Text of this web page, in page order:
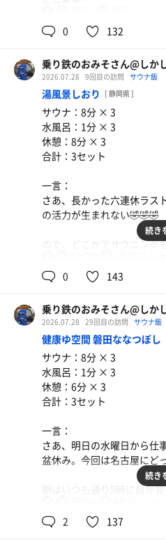
で、磐田にいるなら行くの
ンから下万能に🚗💨
とうちゃこしたのは朝風呂
ていいレベルに空いてる磐
ここはこの前もわかったけ
からはこの時間帯だね。
)/››
自分が一番いいと思ってい
しやはり少ないんだろうな
体を洗ったら🈂️活。今日知
温度はいつもの110℃🌡。
JODANJODANでルーチン
仕上がりました。
風呂上がりは黄金烏龍茶で
さあ、そろそろゆっくり下
にしましょう🚗 ³₃
を走らせて🚗💨＜ｳｯﾋｮｵｵｵｱ
なんか水曜日よりは混んで
と多いくらいかな🤔
まずは徒歩15分通勤で歩い
体をしっかり洗ってサウナ室
サウナもおとついよりかは
まあ混んでる訳でもないか
いつもの奥ストーブ前で
す。
ルーチンワークは8分3セッ
風呂上がりはタバコ(-.-)y-~
あしたはこのiPhoneの電池
のカメラのキタムラへ行く
深)
で、帰宅したのはいいけど
あ💡 ̖́-‬……だったらアソコ行
と、言うわけで髙比良 くる
指しましょう😊
……もう答え言うてるよね
はい、水曜🈂️活は和合の湯♨️
LINE価格の750えーんを支払
けど、それは駐車場🅿️だけ
体を洗ってサウナ室へ。や
いのでゆっくりサウニング
さあ、晚メッシにしよ🤪🤪🤪
今日は和合では初めてのオ
これは昔っからのオムライ
お値段以上ニトリ🤪うん、(ﾟ
れんこんの豚包み揚げを
アルギニンVを流し込んでフ
0 132
乗り鉄のおみそさん@しか
2026.07.28 9回目の訪問 サウナ飯
湯風景しおり [ 静岡県 ]
サウナ：8分 × 3
水風呂：1分 × 3
休憩：8分 × 3
合計：3セット
一言：
さあ、長かった六連休ラス
の活力が生まれない🤣🤣🤣
ので、どこかでサウニン
なかなか良さげなマグロが
ので、時間的にもしピアに
グになる。ならばこのマグ
ッシにしよう🐟
と、言うふうに決めたので
う。
ん…🤔、なんか西の空が暗
どうも雨☔️降るみたいだね
とうちゃこしたのは湯風景
ま、まぁとりま入館。
続き
0 143
乗り鉄のおみそさん@しか
2026.07.28 29回目の訪問 サウナ飯
健康ゆ空間 磐田ななつぼし
サウナ：8分 × 3
水風呂：1分 × 3
休憩：6分 × 3
合計：3セット
一言：
さあ、明日の水曜日から
盆休み。今回は名古屋にど
朝はいつも通り5時に目が
をガッツリ洗いましょう。
続き
2 137